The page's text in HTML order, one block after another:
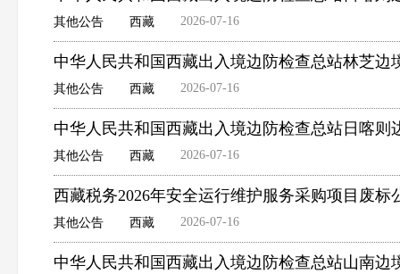
其他公告 西藏 2026-07-16
中华人民共和国西藏出入境边防检查总站林芝
其他公告 西藏 2026-07-16
中华人民共和国西藏出入境边防检查总站日喀
其他公告 西藏 2026-07-16
西藏税务2026年安全运行维护服务采购项目废标
其他公告 西藏 2026-07-16
中华人民共和国西藏出入境边防检查总站山南